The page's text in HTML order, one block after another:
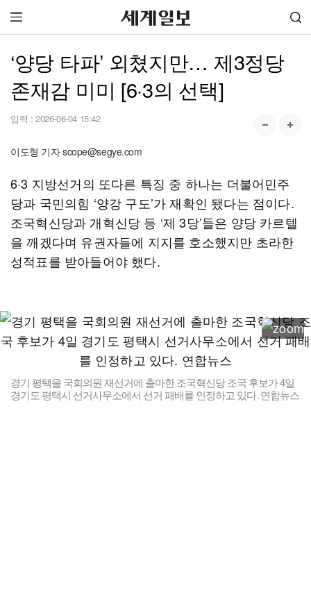
‘양당 타파’ 외쳤지만… 제3정당
존재감 미미 [6·3의 선택]
입력 : 2026-06-04 15:42
이도형 기자 scope@segye.com
6·3 지방선거의 또다른 특징 중 하나는 더불어민주
당과 국민의힘 ‘양강 구도’가 재확인 됐다는 점이다.
조국혁신당과 개혁신당 등 ‘제 3당’들은 양당 카르텔
을 깨겠다며 유권자들에 지지를 호소했지만 초라한
성적표를 받아들어야 했다.
경기 평택을 국회의원 재선거에 출마한 조국혁신당 조국 후보가 4일
경기도 평택시 선거사무소에서 선거 패배를 인정하고 있다. 연합뉴스